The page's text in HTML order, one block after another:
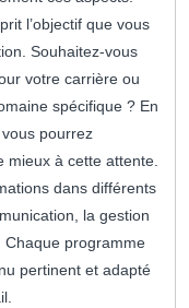
l’objectif que vous
Souhaitez-vous
votre carrière ou
spécifique ? En
pourrez
à cette attente.
dans différents
la gestion
Chaque programme
pertinent et adapté